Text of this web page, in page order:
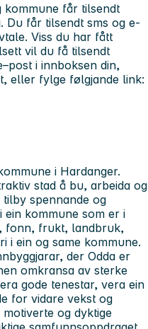
kommune får tilsendt
Du får tilsendt sms og e-
Viss du har fått
vil du få tilsendt
i innboksen din,
eller fylge følgjande link:
i Hardanger.
stad å bu, arbeida og
spennande og
ein kommune som er i
fonn, frukt, landbruk,
i ein og same kommune.
der Odda er
omkransa av sterke
gode tenestar, vera ein
for vidare vekst og
og dyktige